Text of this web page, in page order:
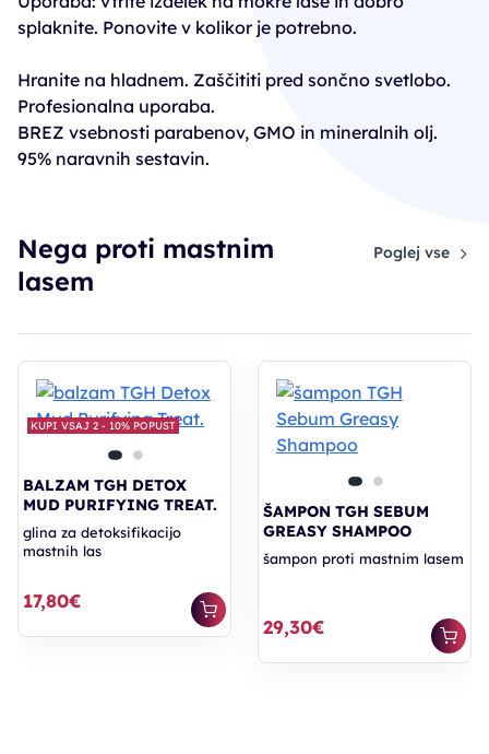
splaknite. Ponovite v kolikor je potrebno.
Hranite na hladnem. Zaščititi pred sončno svetlobo.
Profesionalna uporaba.
BREZ vsebnosti parabenov, GMO in mineralnih olj.
95% naravnih sestavin.
Nega proti mastnim
lasem
Poglej vse
KUPI VSAJ 2 - 10% POPUST
BALZAM TGH DETOX
MUD PURIFYING TREAT.
glina za detoksifikacijo
mastnih las
17,80€
ŠAMPON TGH SEBUM
GREASY SHAMPOO
šampon proti mastnim lasem
29,30€